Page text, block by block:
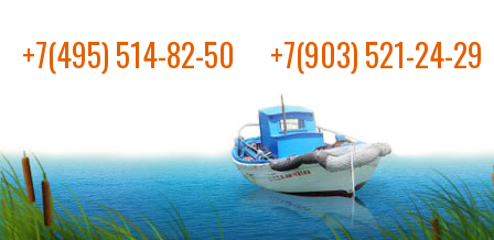
+7(495) 514-82-50 +7(903) 521-24-29